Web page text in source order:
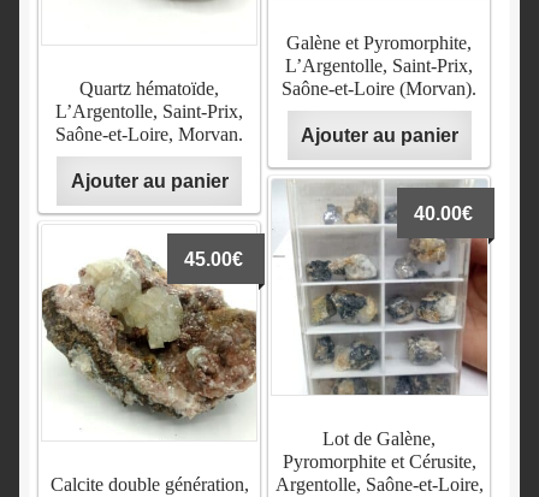
Galène et Pyromorphite,
L’Argentolle, Saint-Prix,
Saône-et-Loire (Morvan).
Ajouter au panier
Quartz hématoïde,
L’Argentolle, Saint-Prix,
Saône-et-Loire, Morvan.
Ajouter au panier
Lot de Galène,
Pyromorphite et Cérusite,
Argentolle, Saône-et-Loire,
40.00€
Calcite double génération,
45.00€